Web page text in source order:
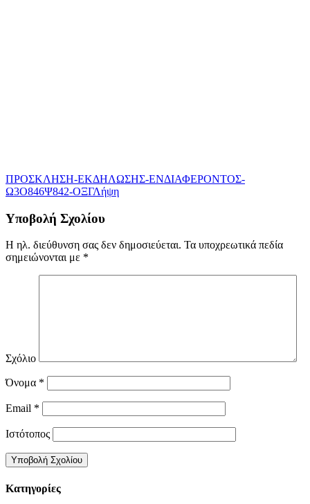
ΠΡΟΣΚΛΗΣΗ-ΕΚΔΗΛΩΣΗΣ-ΕΝΔΙΑΦΕΡΟΝΤΟΣ-
Ω3Ο846Ψ842-ΟΞΓΛήψη
Υποβολή Σχολίου
Η ηλ. διεύθυνση σας δεν δημοσιεύεται. Τα υποχρεωτικά πεδία
σημειώνονται με *
Σχόλιο
Όνομα *
Email *
Ιστότοπος
Kατηγορίες